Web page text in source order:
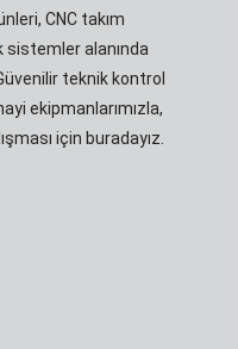
CNC takım
sistemler alanında
teknik kontrol
ekipmanlarımızla,
için buradayız.